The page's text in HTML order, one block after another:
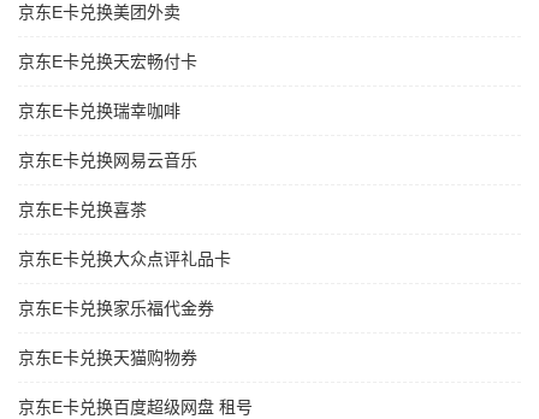
京东E卡兑换美团外卖
京东E卡兑换天宏畅付卡
京东E卡兑换瑞幸咖啡
京东E卡兑换网易云音乐
京东E卡兑换喜茶
京东E卡兑换大众点评礼品卡
京东E卡兑换家乐福代金券
京东E卡兑换天猫购物券
京东E卡兑换百度超级网盘 租号